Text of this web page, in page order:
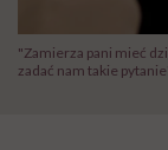
"Zamierza pani mieć
zadać nam takie